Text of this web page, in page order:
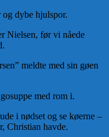
dybe hjulspor.
Nielsen, før vi nåede
meldte med sin gøen
med rom i.
i nødset og se køerne –
Christian havde.